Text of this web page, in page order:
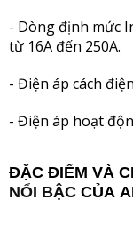
- Dòng định mức
từ 16A đến 250A.
- Điện áp cách
- Điện áp hoạt
ĐẶC ĐIỂM VÀ
NỔI BẬC CỦA